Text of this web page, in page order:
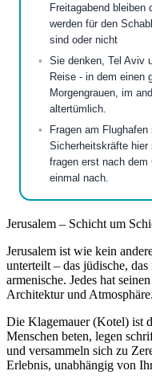
Freitagabend bleiben
werden für den
sind oder nicht
Sie denken, Tel Aviv
Reise - in dem einen
Morgengrauen, im
altertümlich.
Fragen am
Sicherheitskräfte hier
fragen erst nach dem
einmal nach.
Jerusalem – Schicht um
Jerusalem ist wie kein
unterteilt – das jüdische,
armenische. Jedes hat
Architektur und Atmosphäre.
Die Klagemauer (Kotel) ist
Menschen beten, legen
und versammeln sich zu
Erlebnis, unabhängig von